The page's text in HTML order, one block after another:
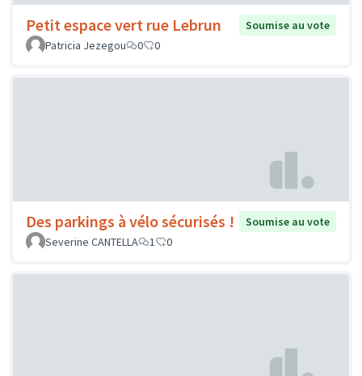
Petit espace vert rue Lebrun
Soumise au vote
Patricia Jezegou
0 0
Des parkings à vélo sécurisés !
Soumise au vote
Severine CANTELLA
1 0